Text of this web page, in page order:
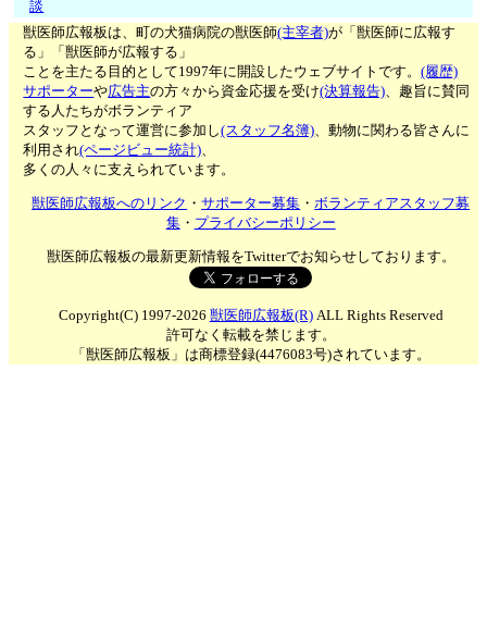
談
獣医師広報板は、町の犬猫病院の獣医師(主宰者)が「獣医師に広報す
る」「獣医師が広報する」
ことを主たる目的として1997年に開設したウェブサイトです。(履歴)
サポーターや広告主の方々から資金応援を受け(決算報告)、趣旨に賛同
する人たちがボランティア
スタッフとなって運営に参加し(スタッフ名簿)、動物に関わる皆さんに
利用され(ページビュー統計)、
多くの人々に支えられています。
獣医師広報板へのリンク ・サポーター募集 ・ボランティアスタッフ募
集・ プライバシーポリシー
獣医師広報板の最新更新情報をTwitterでお知らせしております。
Copyright(C) 1997-2026 獣医師広報板(R)ALL Rights Reserved
許可なく転載を禁じます。
「獣医師広報板」は商標登録(4476083号)されています。